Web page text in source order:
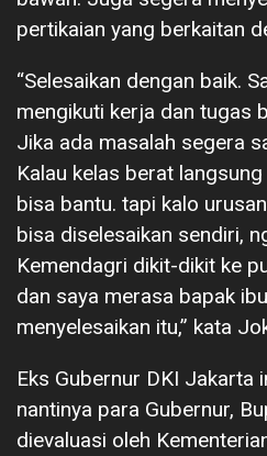
pertikaian yang berkaitan
“Selesaikan dengan baik.
mengikuti kerja dan tugas
Jika ada masalah segera
Kalau kelas berat
bisa bantu. tapi kalo
bisa diselesaikan sendiri,
Kemendagri dikit-dikit ke
dan saya merasa bapak
menyelesaikan itu,” kata
Eks Gubernur DKI Jakarta
nantinya para Gubernur,
dievaluasi oleh